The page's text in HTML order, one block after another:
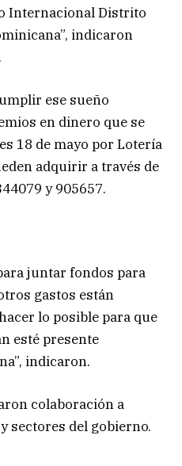
Internacional Distrito
indicaron
ese sueño
en dinero que se
18 de mayo por Lotería
adquirir a través de
y 905657.
juntar fondos para
gastos están
lo posible para que
esté presente
indicaron.
colaboración a
sectores del gobierno.